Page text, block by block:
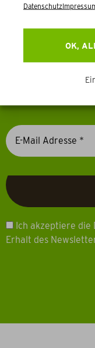
OK,
Datenschutz
Newsletter
Erhalten Sie
Postfach.
Ich akzeptiere die
Erhalt des